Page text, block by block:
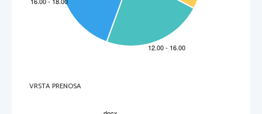
VRSTA PRENOSA